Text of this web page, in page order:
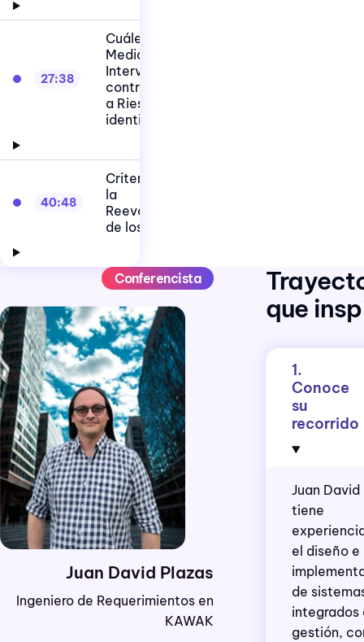
27:38
Cuáles son las
Medidas de
Intervención y
control frente
a Riesgos
identificados
40:48
Criterios para
la
Reevaluación
de los Peligros
Conferencista
Juan David Plazas
Ingeniero de Requerimientos en
KAWAK
que
1.
Conoce
su
recorrido
Juan David
tiene
el diseño e
de
integrados
gestión,